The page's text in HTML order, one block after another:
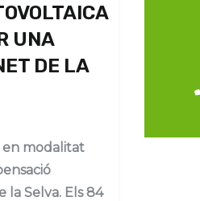
UNA
DE LA
en modalitat
la Selva. Els 84